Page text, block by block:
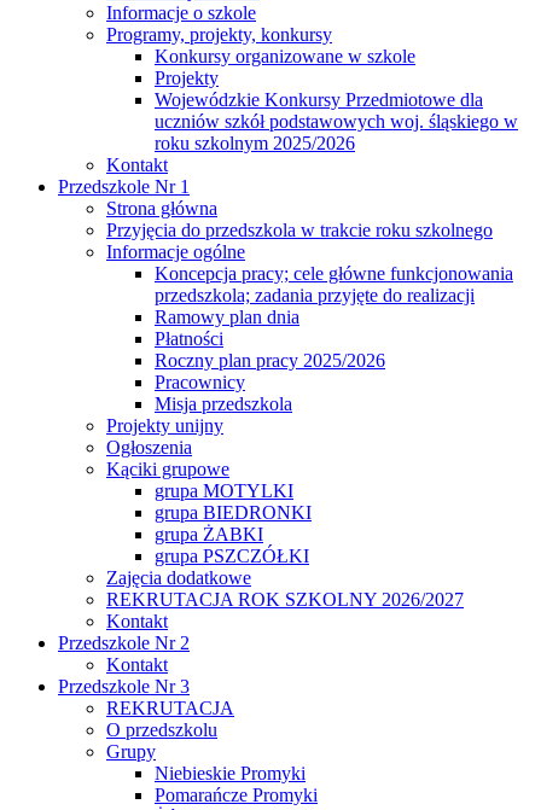
Informacje o szkole
Programy, projekty, konkursy
Konkursy organizowane w szkole
Projekty
Wojewódzkie Konkursy Przedmiotowe dla
uczniów szkół podstawowych woj. śląskiego w
roku szkolnym 2025/2026
Kontakt
Przedszkole Nr 1
Strona główna
Przyjęcia do przedszkola w trakcie roku szkolnego
Informacje ogólne
Koncepcja pracy; cele główne funkcjonowania
przedszkola; zadania przyjęte do realizacji
Ramowy plan dnia
Płatności
Roczny plan pracy 2025/2026
Pracownicy
Misja przedszkola
Projekty unijny
Ogłoszenia
Kąciki grupowe
grupa MOTYLKI
grupa BIEDRONKI
grupa ŻABKI
grupa PSZCZÓŁKI
Zajęcia dodatkowe
REKRUTACJA ROK SZKOLNY 2026/2027
Kontakt
Przedszkole Nr 2
Kontakt
Przedszkole Nr 3
REKRUTACJA
O przedszkolu
Grupy
Niebieskie Promyki
Pomarańcze Promyki